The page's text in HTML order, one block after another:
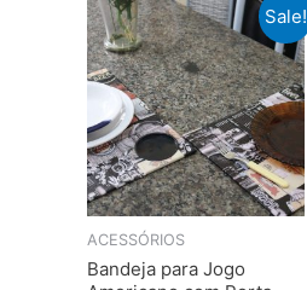
Sale!
ACESSÓRIOS
Bandeja para Jogo